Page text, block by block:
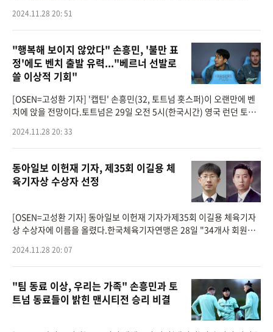
LT)H조조별리그 5차전에서 다이내
2024.11.28 20: 51
"행복해 보이지 않았다" 손흥민, '불만 표
정'에도 벤치 출발 유력..."베르너 선발로
쓸 이상적 기회"
[OSEN=고성환 기자] '캡틴' 손흥민(32, 토트넘 홋스퍼)이 오랜만에 벤
치에 앉을 전망이다.토트넘은 29일 오전 5시(한국시간) 영국 런던 토트
유로파리그(UEL)리그 페이즈
2024.11.28 20: 33
동아일보 이헌재 기자, 제35회 이길용 체
육기자상 수상자 선정
[OSEN=고성환 기자] 동아일보 이헌재 기자가제35회 이길용 체육기자
상 수상자에 이름을 올렸다.한국체육기자연맹은 28일 "34개사 회원사
재 기자와 박선우
2024.11.28 20: 07
"팀 동료 이상, 우리는 가족" 손흥민과 토
트넘 동료들이 밝힌 맨시티전 승리 비결